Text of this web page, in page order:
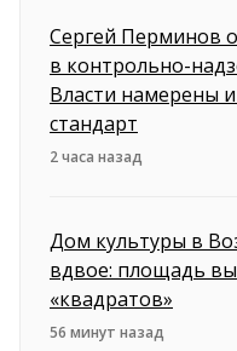
Сергей Перминов
в контрольно-
Власти намерены
стандарт
2 часа назад
Дом культуры в
вдвое: площадь
«квадратов»
56 минут назад